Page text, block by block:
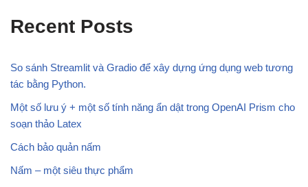
Recent Posts
So sánh Streamlit và Gradio để xây dựng ứng dụng web tương
tác bằng Python.
Một số lưu ý + một số tính năng ẩn dật trong OpenAI Prism cho
soạn thảo Latex
Cách bảo quản nấm
Nấm – một siêu thực phẩm